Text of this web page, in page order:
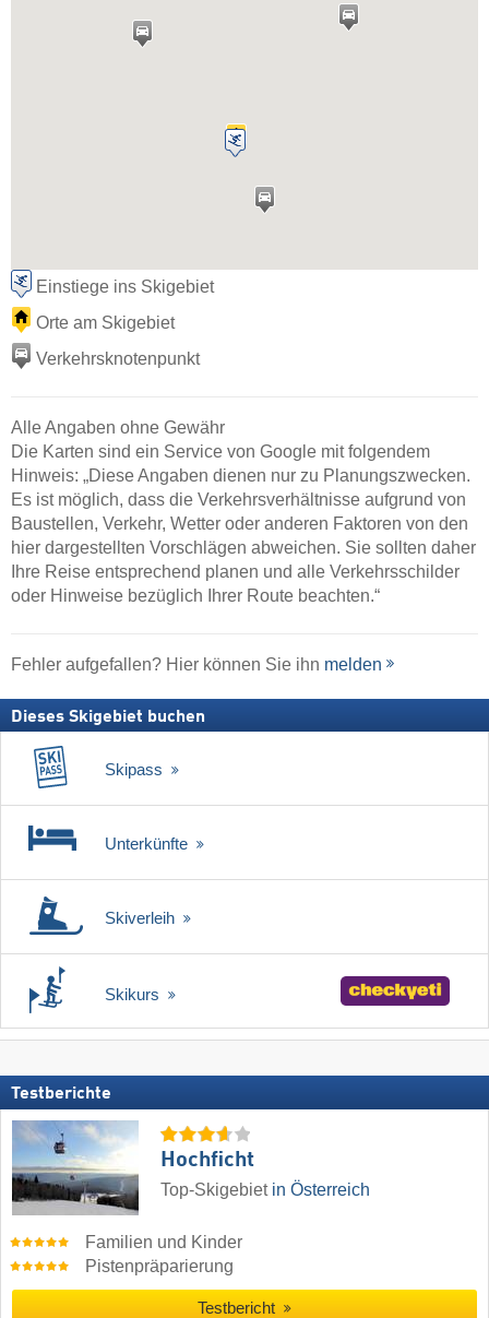
Einstiege ins Skigebiet
Orte am Skigebiet
Verkehrsknotenpunkt
Alle Angaben ohne Gewähr
Die Karten sind ein Service von Google mit folgendem
Hinweis: „Diese Angaben dienen nur zu Planungszwecken.
Es ist möglich, dass die Verkehrsverhältnisse aufgrund von
Baustellen, Verkehr, Wetter oder anderen Faktoren von den
hier dargestellten Vorschlägen abweichen. Sie sollten daher
Ihre Reise entsprechend planen und alle Verkehrsschilder
oder Hinweise bezüglich Ihrer Route beachten.“
Fehler aufgefallen? Hier können Sie ihn melden
Dieses Skigebiet buchen
Skipass
Unterkünfte
Skiverleih
Skikurs
Testberichte
Hochficht
Top-Skigebiet in Österreich
Familien und Kinder
Pistenpräparierung
Testbericht